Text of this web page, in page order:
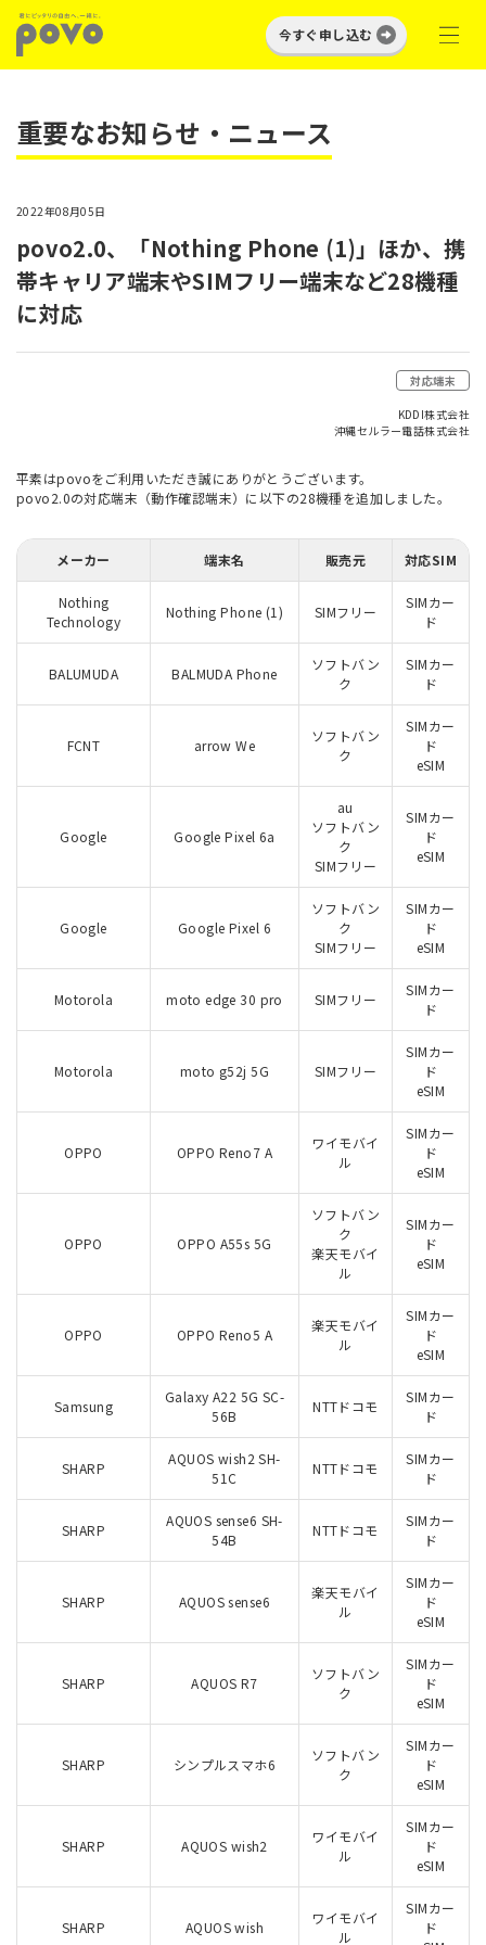
今すぐ申し込む
重要なお知らせ・ニュース
2022年08月05日
povo2.0、「Nothing Phone (1)」ほか、携
帯キャリア端末やSIMフリー端末など28機種
に対応
対応端末
KDDI株式会社
沖縄セルラー電話株式会社
平素はpovoをご利用いただき誠にありがとうございます。
povo2.0の対応端末（動作確認端末）に以下の28機種を追加しました。
メーカー 端末名 販売元 対応SIM
Nothing
Technology
Nothing Phone (1) SIMフリー
SIMカー
ド
BALUMUDA BALMUDA Phone
ソフトバン
ク
SIMカー
ド
FCNT arrow We
ソフトバン
ク
SIMカー
ド
eSIM
Google Google Pixel 6a
au
ソフトバン
ク
SIMフリー
SIMカー
ド
eSIM
Google Google Pixel 6
ソフトバン
ク
SIMフリー
SIMカー
ド
eSIM
Motorola moto edge 30 pro SIMフリー
SIMカー
ド
Motorola moto g52j 5G SIMフリー
SIMカー
ド
eSIM
OPPO OPPO Reno7 A
ワイモバイ
ル
SIMカー
ド
eSIM
OPPO OPPO A55s 5G
ソフトバン
ク
楽天モバイ
ル
SIMカー
ド
eSIM
OPPO OPPO Reno5 A
楽天モバイ
ル
SIMカー
ド
eSIM
Samsung
Galaxy A22 5G SC-
56B
NTTドコモ
SIMカー
ド
SHARP
AQUOS wish2 SH-
51C
NTTドコモ
SIMカー
ド
SHARP
AQUOS sense6 SH-
54B
NTTドコモ
SIMカー
ド
SHARP AQUOS sense6
楽天モバイ
ル
SIMカー
ド
eSIM
SHARP AQUOS R7
ソフトバン
ク
SIMカー
ド
eSIM
SHARP シンプルスマホ6
ソフトバン
ク
SIMカー
ド
eSIM
SHARP AQUOS wish2
ワイモバイ
ル
SIMカー
ド
eSIM
SHARP AQUOS wish
ワイモバイ
ル
SIMカー
ド